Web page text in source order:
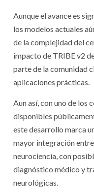
Aunque el avance es
los modelos actuales
de la complejidad del
impacto de TRIBE v2
parte de la comunidad
aplicaciones prácticas.
Aun así, con uno de los
disponibles
este desarrollo marca
mayor integración
neurociencia, con
diagnóstico médico y
neurológicas.